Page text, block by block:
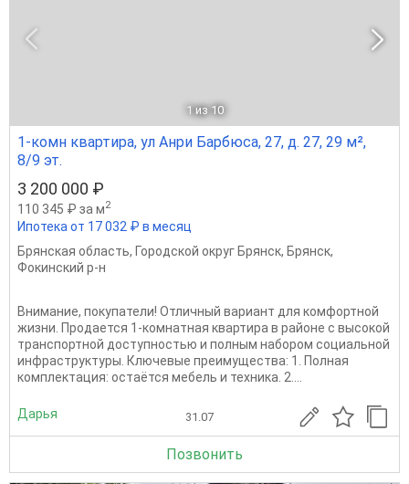
1 из 10
1-комн квартира, ул Анри Барбюса, 27, д. 27, 29 м²,
8/9 эт.
3 200 000 ₽
110 345 ₽ за м2
Ипотека от 17 032 ₽ в месяц
Брянская область, Городской округ Брянск, Брянск,
Фокинский р-н
Внимание, покупатели! Отличный вариант для комфортной
жизни. Продается 1-комнатная квартира в районе с высокой
транспортной доступностью и полным набором социальной
инфраструктуры. Ключевые преимущества: 1. Полная
комплектация: остаётся мебель и техника. 2....
Дарья 31.07
Позвонить